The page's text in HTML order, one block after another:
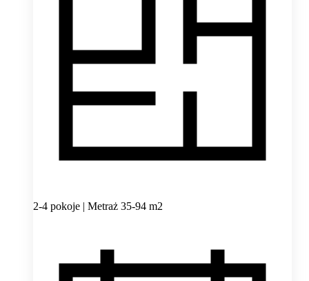
2-4 pokoje | Metraż 35-94 m2